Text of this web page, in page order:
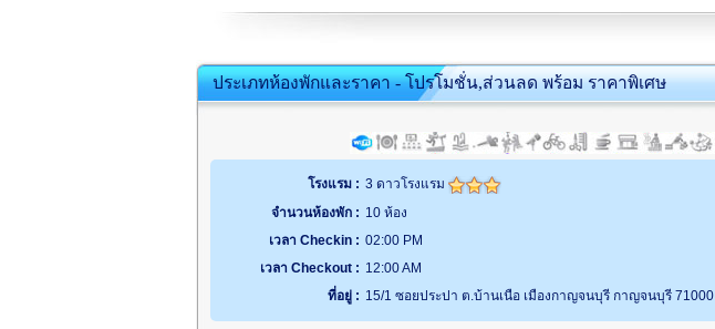
ประเภทห้องพักและราคา - โปรโมชั่น,ส่วนลด พร้อม ราคาพิเศษ
โรงแรม : 3 ดาวโรงแรม
จำนวนห้องพัก : 10 ห้อง
เวลา Checkin : 02:00 PM
เวลา Checkout : 12:00 AM
ที่อยู่ : 15/1 ซอยประปา ต.บ้านเนือ เมืองกาญจนบุรี กาญจนบุรี 71000